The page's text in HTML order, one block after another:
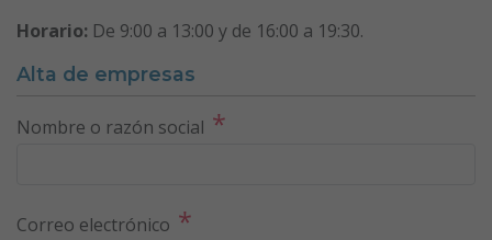
Horario: De 9:00 a 13:00 y de 16:00 a 19:30.
Alta de empresas
Nombre o razón social *
Correo electrónico *